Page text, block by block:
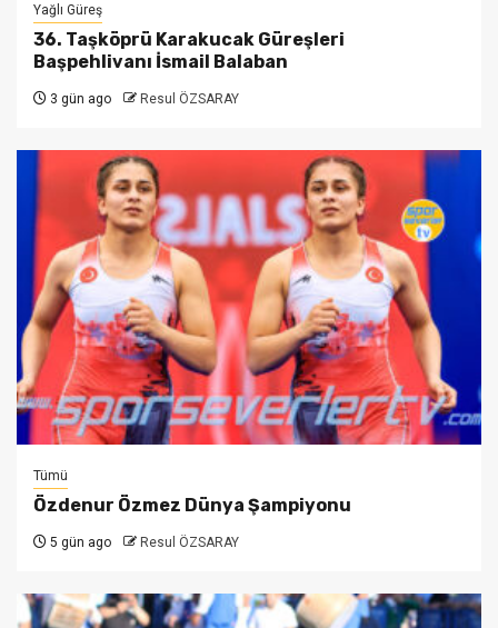
Yağlı Güreş
36. Taşköprü Karakucak Güreşleri
Başpehlivanı İsmail Balaban
3 gün ago Resul ÖZSARAY
Tümü
Özdenur Özmez Dünya Şampiyonu
5 gün ago Resul ÖZSARAY